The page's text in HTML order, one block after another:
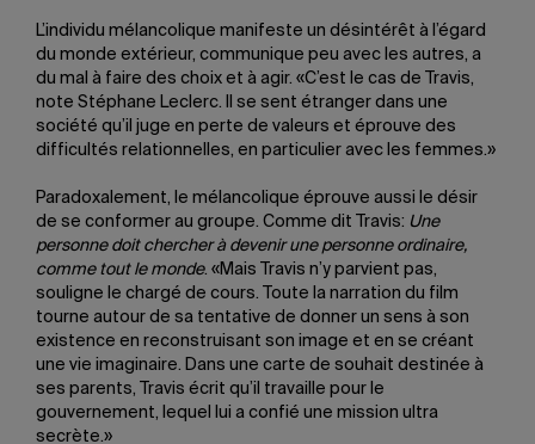
L’individu mélancolique manifeste un désintérêt à l’égard
du monde extérieur, communique peu avec les autres, a
du mal à faire des choix et à agir. «C’est le cas de Travis,
note Stéphane Leclerc. Il se sent étranger dans une
société qu’il juge en perte de valeurs et éprouve des
difficultés relationnelles, en particulier avec les femmes.»
Paradoxalement, le mélancolique éprouve aussi le désir
de se conformer au groupe. Comme dit Travis: Une
personne doit chercher à devenir une personne ordinaire,
comme tout le monde. «Mais Travis n’y parvient pas,
souligne le chargé de cours. Toute la narration du film
tourne autour de sa tentative de donner un sens à son
existence en reconstruisant son image et en se créant
une vie imaginaire. Dans une carte de souhait destinée à
ses parents, Travis écrit qu’il travaille pour le
gouvernement, lequel lui a confié une mission ultra
secrète.»